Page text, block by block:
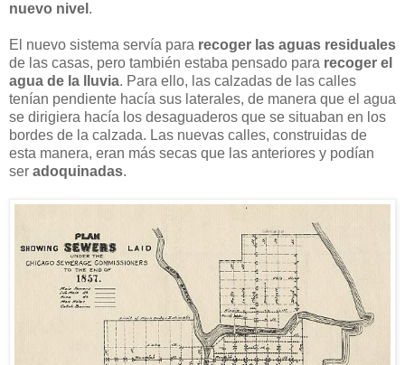
nuevo nivel .
El nuevo sistema servía para recoger las aguas residuales
de las casas, pero también estaba pensado para recoger el
agua de la lluvia. Para ello, las calzadas de las calles
tenían pendiente hacía sus laterales, de manera que el agua
se dirigiera hacía los desaguaderos que se situaban en los
bordes de la calzada. Las nuevas calles, construidas de
esta manera, eran más secas que las anteriores y podían
ser adoquinadas.